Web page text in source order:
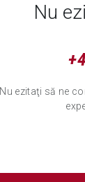
Nu
Nu ezitaţi să ne